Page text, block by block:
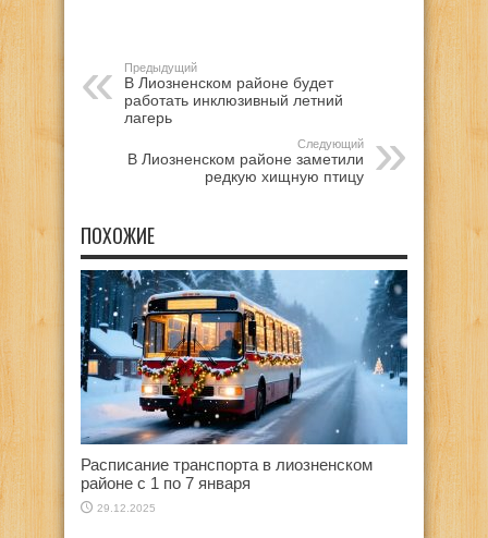
Предыдущий
В Лиозненском районе будет
работать инклюзивный летний
лагерь
Следующий
В Лиозненском районе заметили
редкую хищную птицу
ПОХОЖИЕ
Расписание транспорта в лиозненском
районе с 1 по 7 января
29.12.2025